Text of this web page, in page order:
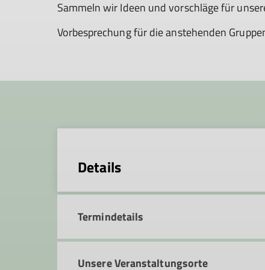
Sammeln wir Ideen und vorschläge für
Vorbesprechung für die anstehenden
Details
Termindetails
Unsere Veranstaltungsorte